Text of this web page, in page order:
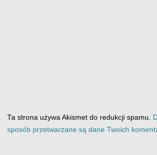
Ta strona używa Akismet do redukcji spamu.
sposób przetwarzane są dane Twoich